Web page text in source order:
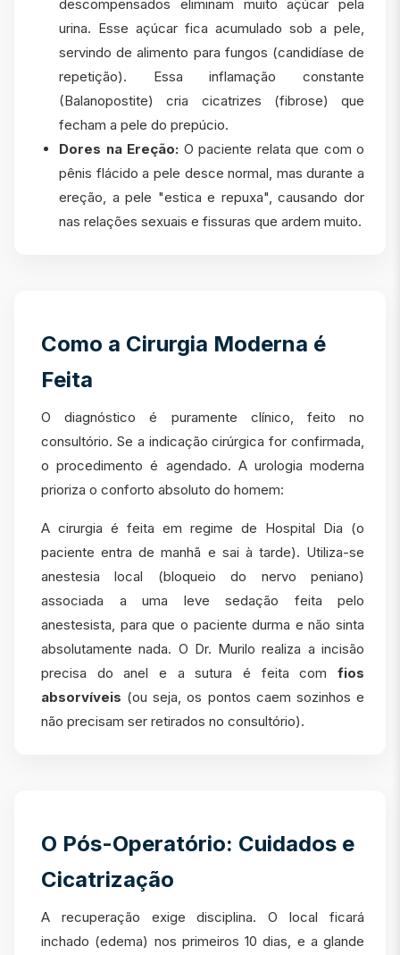
descompensados eliminam muito açúcar pela
urina. Esse açúcar fica acumulado sob a pele,
servindo de alimento para fungos (candidíase de
repetição). Essa inflamação constante
(Balanopostite) cria cicatrizes (fibrose) que
fecham a pele do prepúcio.
Dores na Ereção: O paciente relata que com o
pênis flácido a pele desce normal, mas durante a
ereção, a pele "estica e repuxa", causando dor
nas relações sexuais e fissuras que ardem muito.
Como a Cirurgia Moderna é
Feita
O diagnóstico é puramente clínico, feito no
consultório. Se a indicação cirúrgica for confirmada,
o procedimento é agendado. A urologia moderna
prioriza o conforto absoluto do homem:
A cirurgia é feita em regime de Hospital Dia (o
paciente entra de manhã e sai à tarde). Utiliza-se
anestesia local (bloqueio do nervo peniano)
associada a uma leve sedação feita pelo
anestesista, para que o paciente durma e não sinta
absolutamente nada. O Dr. Murilo realiza a incisão
precisa do anel e a sutura é feita com fios
absorvíveis (ou seja, os pontos caem sozinhos e
não precisam ser retirados no consultório).
O Pós-Operatório: Cuidados e
Cicatrização
A recuperação exige disciplina. O local ficará
inchado (edema) nos primeiros 10 dias, e a glande